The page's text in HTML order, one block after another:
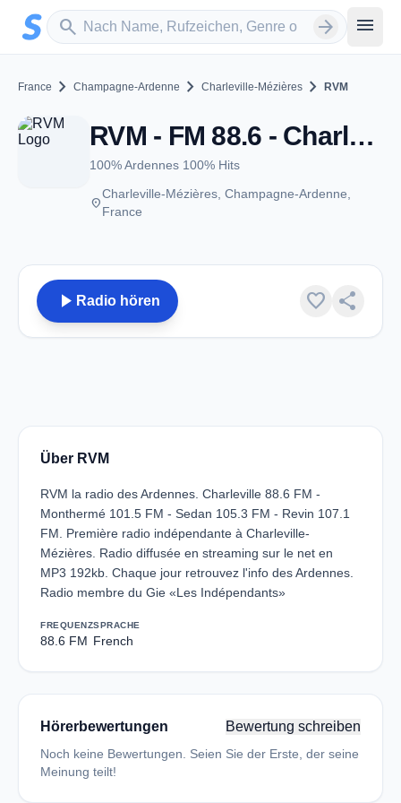
Zum Hauptinhalt springen
search
Sender suchen arrow_forward menu
France chevron_right Champagne-Ardenne chevron_right Charleville-Mézières chevron_right RVM
RVM - FM 88.6 - Charleville-Mézières
100% Ardennes 100% Hits
place
Charleville-Mézières, Champagne-Ardenne,
France
play_arrow Radio hören favorite share
Über RVM
RVM la radio des Ardennes. Charleville 88.6 FM -
Monthermé 101.5 FM - Sedan 105.3 FM - Revin 107.1
FM. Première radio indépendante à Charleville-
Mézières. Radio diffusée en streaming sur le net en
MP3 192kb. Chaque jour retrouvez l'info des Ardennes.
Radio membre du Gie «Les Indépendants»
FREQUENZ
88.6 FM
SPRACHE
French
Hörerbewertungen Bewertung schreiben
Noch keine Bewertungen. Seien Sie der Erste, der seine
Meinung teilt!